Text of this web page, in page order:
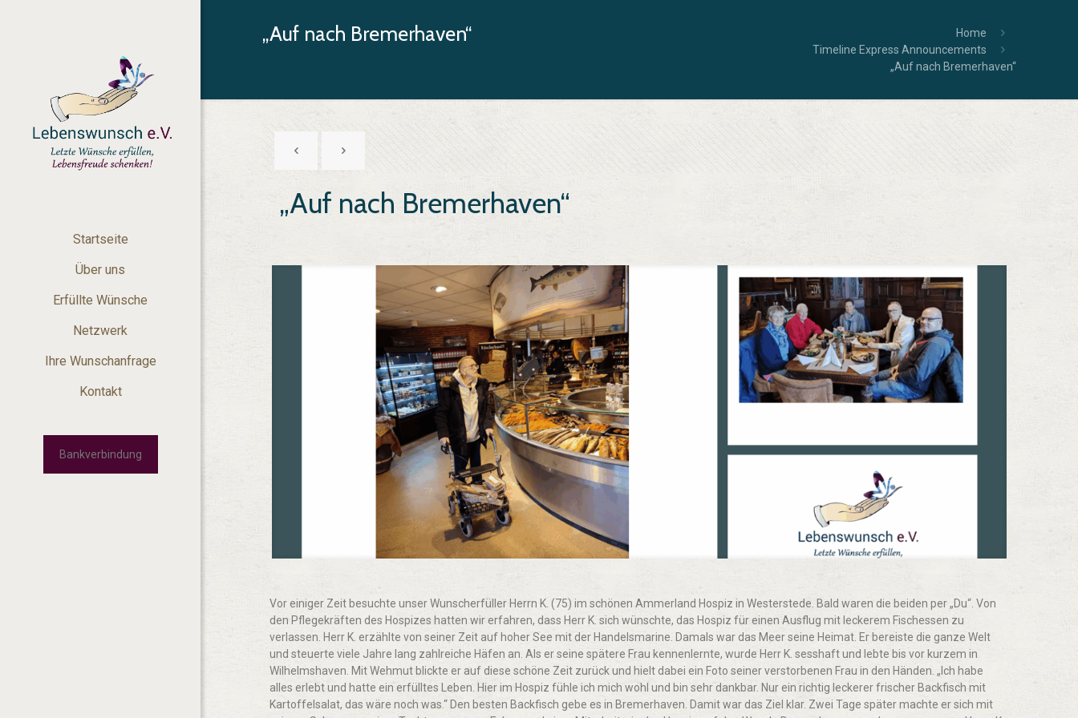
Startseite
Über uns
Erfüllte Wünsche
Netzwerk
Ihre Wunschanfrage
Kontakt
Bankverbindung
„Auf nach Bremerhaven“
Home
Timeline Express Announcements
„Auf nach Bremerhaven“
„Auf nach Bremerhaven“
Vor einiger Zeit besuchte unser Wunscherfüller Herrn K. (75) im schönen Ammerland Hospiz in Westerstede. Bald waren die beiden per „Du“. Von
den Pflegekräften des Hospizes hatten wir erfahren, dass Herr K. sich wünschte, das Hospiz für einen Ausflug mit leckerem Fischessen zu
verlassen. Herr K. erzählte von seiner Zeit auf hoher See mit der Handelsmarine. Damals war das Meer seine Heimat. Er bereiste die ganze Welt
und steuerte viele Jahre lang zahlreiche Häfen an. Als er seine spätere Frau kennenlernte, wurde Herr K. sesshaft und lebte bis vor kurzem in
Wilhelmshaven. Mit Wehmut blickte er auf diese schöne Zeit zurück und hielt dabei ein Foto seiner verstorbenen Frau in den Händen. „Ich habe
alles erlebt und hatte ein erfülltes Leben. Hier im Hospiz fühle ich mich wohl und bin sehr dankbar. Nur ein richtig leckerer frischer Backfisch mit
Kartoffelsalat, das wäre noch was.“ Den besten Backfisch gebe es in Bremerhaven. Damit war das Ziel klar. Zwei Tage später machte er sich mit